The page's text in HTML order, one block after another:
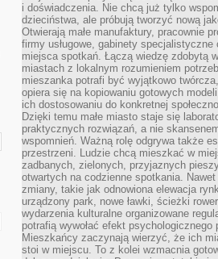
i doświadczenia. Nie chcą już tylko
dzieciństwa, ale próbują tworzyć nową
Otwierają małe manufaktury, pracownie
firmy usługowe, gabinety specjalistyczne
miejsca spotkań. Łączą wiedzę zdobytą
miastach z lokalnym rozumieniem
mieszanka potrafi być wyjątkowo
opiera się na kopiowaniu gotowych
ich dostosowaniu do konkretnej
Dzięki temu małe miasto staje się
praktycznych rozwiązań, a nie
wspomnień. Ważną rolę odgrywa także
przestrzeni. Ludzie chcą mieszkać w
zadbanych, zielonych, przyjaznych
otwartych na codzienne spotkania. Nawet
zmiany, takie jak odnowiona elewacja
urządzony park, nowe ławki, ścieżki
wydarzenia kulturalne organizowane
potrafią wywołać efekt psychologicznego
Mieszkańcy zaczynają wierzyć, że ich
stoi w miejscu. To z kolei wzmacnia